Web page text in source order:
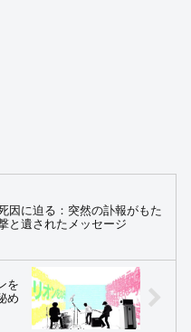
因に迫る：突然の訃報がもた
と遺されたメッセージ
を
め